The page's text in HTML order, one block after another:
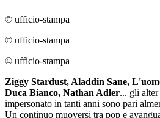
© ufficio-stampa |
© ufficio-stampa |
© ufficio-stampa |
Ziggy Stardust, Aladdin Sane,
Duca Bianco, Nathan Adler... gli
impersonato in tanti anni sono pari
Un continuo muoversi tra pop e